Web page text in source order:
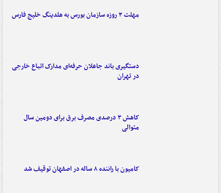
مهلت ۳ روزه سازمان بورس به هلدینگ خلیج فارس
دستگیری باند جاعلان حرفه‌ای مدارک اتباع خارجی
در تهران
کاهش ۳ درصدی مصرف برق برای دومین سال
متوالی
کامیون با راننده ۸ ساله در اصفهان توقیف شد